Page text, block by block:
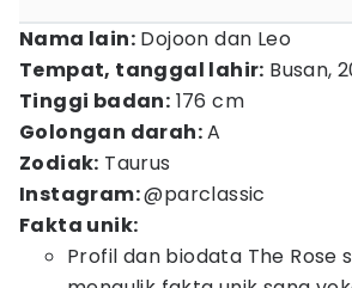
Nama lain: Dojoon dan Leo
Tempat, tanggal lahir: Busan,
Tinggi badan: 176 cm
Golongan darah:A
Zodiak: Taurus
Instagram:@parclassic
Fakta unik:
Profil dan biodata The Rose